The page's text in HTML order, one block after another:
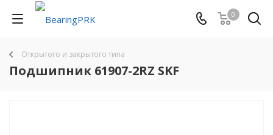
0
Открытого и закрытого типа
Подшипник 61907-2RZ SKF